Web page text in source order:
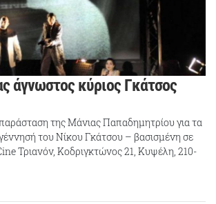
άγνωστος κύριος Γκάτσος
της Μάνιας Παπαδημητρίου για τα
του Νίκου Γκάτσου – βασισμένη σε
Τριανόν, Κοδριγκτώνος 21, Κυψέλη, 210-